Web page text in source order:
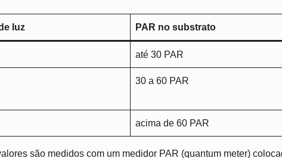
luz PAR no substrato
até 30 PAR
30 a 60 PAR
acima de 60 PAR
são medidos com um medidor PAR (quantum meter)